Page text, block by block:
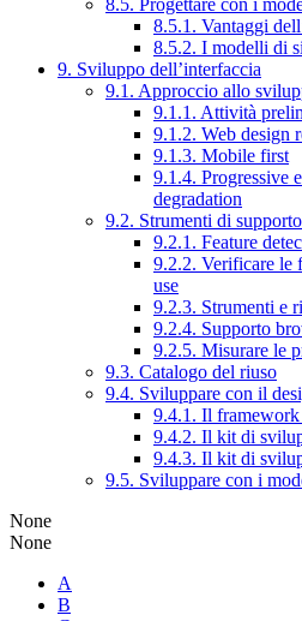
8.5. Progettare con i
8.5.1. Vantaggi
8.5.2. I modelli di
9. Sviluppo dell’interfaccia
9.1. Approccio allo
9.1.1. Attività
9.1.2. Web design
9.1.3. Mobile first
9.1.4. Progressive
degradation
9.2. Strumenti di
9.2.1. Feature
9.2.2. Verificare le
use
9.2.3. Strumenti e
9.2.4. Supporto
9.2.5. Misurare le
9.3. Catalogo del riuso
9.4. Sviluppare con il
9.4.1. Il
9.4.2. Il kit di
9.4.3. Il kit di
9.5. Sviluppare con i
None
None
A
B